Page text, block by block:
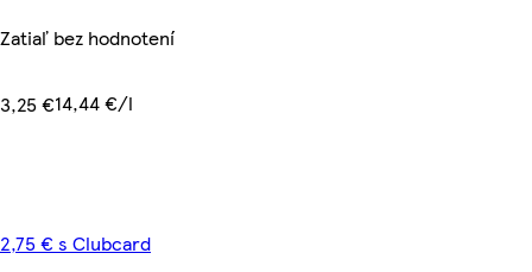
Zatiaľ bez hodnotení
3,25 €14,44 €/l
2,75 € s Clubcard